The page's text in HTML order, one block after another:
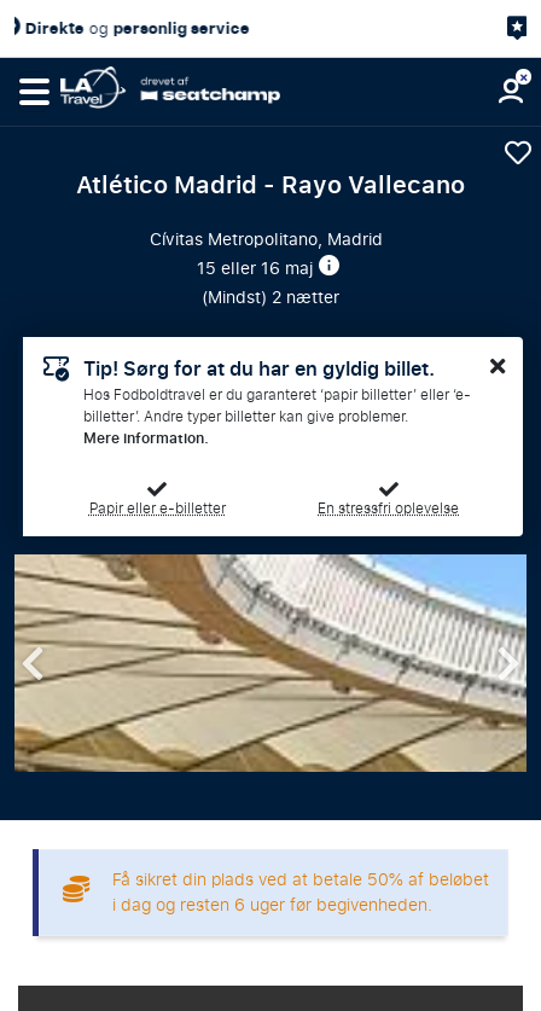
Kundetilfredshed4,7/5på
Atlético Madrid - Rayo Vallecano
Cívitas Metropolitano, Madrid
15 eller 16 maj
(Mindst) 2 nætter
Tip! Sørg for at du har en gyldig billet.
Hos Fodboldtravel er du garanteret ‘papir billetter’ eller ‘e-
billetter’. Andre typer billetter kan give problemer.
Mere information.
Papir eller e-billetter En stressfri oplevelse
Få sikret din plads ved at betale 50% af beløbet
i dag og resten 6 uger før begivenheden.